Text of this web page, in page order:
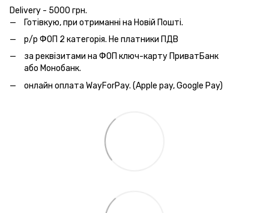
Delivery - 5000 грн.
Готівкую, при отриманні на Новій Пошті.
р/р ФОП 2 категорія. Не платники ПДВ
за реквізитами на ФОП ключ-карту ПриватБанк
або Монобанк.
онлайн оплата WayForPay. (Apple pay, Google Pay)